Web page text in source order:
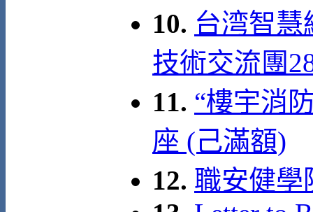
10. 台湾智
技術交流團
11. “樓宇消
座 (己滿額)
12. 職安健學